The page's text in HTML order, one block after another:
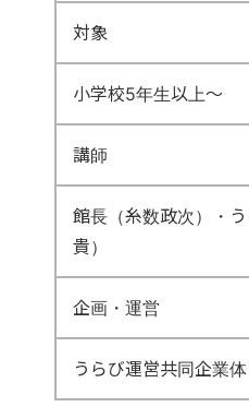
対象
小学校5年生以上～
講師
館長（糸数政次）・
貴）
企画・運営
うらび運営共同企業体